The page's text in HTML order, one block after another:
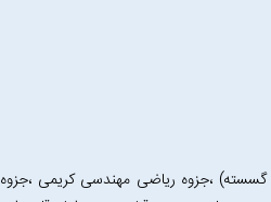
گسسته) ،جزوه ریاضی مهندسی کریمی ،جزوه